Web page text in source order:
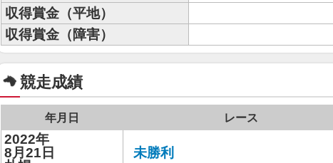
収得賞金（平地）
収得賞金（障害）
競走成績
年月日 レース
2022年
8月21日
未勝利